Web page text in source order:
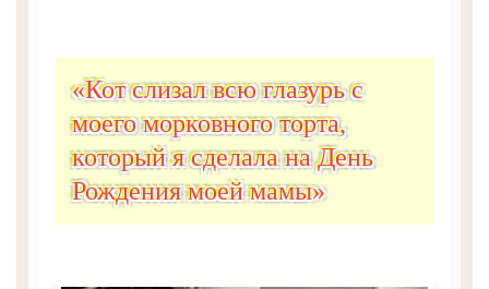
«Кот слизал всю глазурь с
моего морковного торта,
который я сделала на День
Рождения моей мамы»